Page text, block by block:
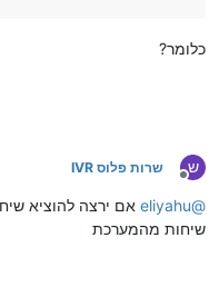
כלומר?
ש
מנותק
שרות פלוס IVR
@
eliyahu אם ירצה להוציא
שיחות מהמערכת